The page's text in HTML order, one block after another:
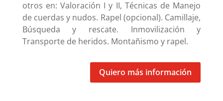
otros en: Valoración I y II, Técnicas de Manejo
de cuerdas y nudos. Rapel (opcional). Camillaje,
Búsqueda y rescate. Inmovilización y
Transporte de heridos. Montañismo y rapel.
Quiero más información